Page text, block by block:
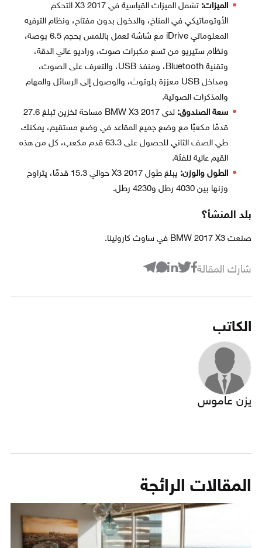
الميزات:
تشمل الميزات القياسية في 2017 X3 التحكم
الأوتوماتيكي في المناخ، والدخول بدون مفتاح، ونظام الترفيه
المعلوماتي iDrive مع شاشة تعمل باللمس بحجم 6.5 بوصة،
ونظام ستيريو من تسع مكبرات صوت، وراديو عالي الدقة،
وتقنية Bluetooth، ومنفذ USB، والتعرف على الصوت،
ومداخل USB معززة بلوتوث، والوصول إلى الرسائل والمهام
والمذكرات الصوتية.
سعة الصندوق:
لدى BMW X3 2017 مساحة تخزين تبلغ 27.6
قدمًا مكعبًا مع وضع جميع المقاعد في وضع مستقيم، يمكنك
طي الصف الثاني للحصول على 63.3 قدم مكعب، كل من هذه
القيم عالية للفئة.
الطول والوزن:
يبلغ طول X3 2017 حوالي 15.3 قدمًا، يتراوح
وزنها بين 4030 رطل و4230 رطل.
بلد المنشأ؟
صنعت BMW 2017 X3 في ساوث كارولينا.
شارك المقالة
الكاتب
يزن عاموس
المقالات الرائجة